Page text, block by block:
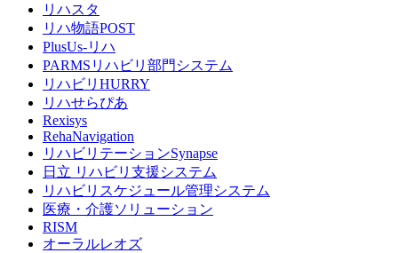
リハスタ
リハ物語POST
PlusUs-リハ
PARMSリハビリ部門システム
リハビリHURRY
リハせらぴあ
Rexisys
RehaNavigation
リハビリテーションSynapse
日立 リハビリ支援システム
リハビリスケジュール管理システム
医療・介護ソリューション
RISM
オーラルレオズ